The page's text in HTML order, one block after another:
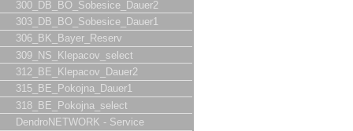
300_DB_BO_Sobesice_Dauer2
303_DB_BO_Sobesice_Dauer1
306_BK_Bayer_Reserv
309_NS_Klepacov_select
312_BE_Klepacov_Dauer2
315_BE_Pokojna_Dauer1
318_BE_Pokojna_select
DendroNETWORK - Service